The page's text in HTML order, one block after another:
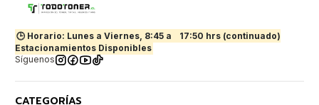
🕒 Horario: Lunes a Viernes, 8:45 a
17:50 hrs (continuado)
Estacionamientos Disponibles
Síguenos
CATEGORÍAS